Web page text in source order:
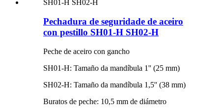
Pechadura de seguridade de aceiro
con pestillo SH01-H SH02-H
Peche de aceiro con gancho
SH01-H: Tamaño da mandíbula 1'' (25 mm)
SH02-H: Tamaño da mandíbula 1,5'' (38 mm)
Buratos de peche: 10,5 mm de diámetro